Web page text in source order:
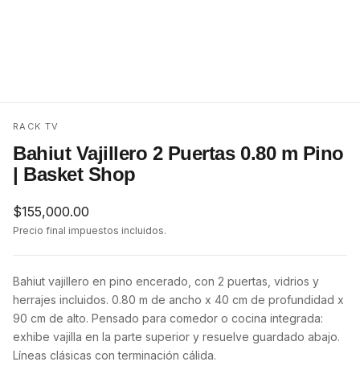
RACK TV
Bahiut Vajillero 2 Puertas 0.80 m Pino
| Basket Shop
$155,000.00
Precio final impuestos incluidos.
Bahiut vajillero en pino encerado, con 2 puertas, vidrios y
herrajes incluidos. 0.80 m de ancho x 40 cm de profundidad x
90 cm de alto. Pensado para comedor o cocina integrada:
exhibe vajilla en la parte superior y resuelve guardado abajo.
Líneas clásicas con terminación cálida.